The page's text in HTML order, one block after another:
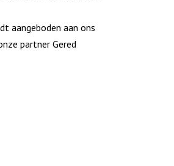
aangeboden aan ons
partner Gered